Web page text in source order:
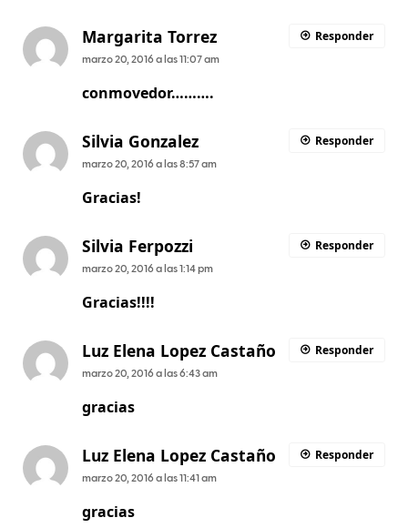
Margarita Torrez
marzo 20, 2016 a las 11:07 am
conmovedor……….
Responder
Silvia Gonzalez
marzo 20, 2016 a las 8:57 am
Gracias!
Responder
Silvia Ferpozzi
marzo 20, 2016 a las 1:14 pm
Gracias!!!!
Responder
Luz Elena Lopez Castaño
marzo 20, 2016 a las 6:43 am
gracias
Responder
Luz Elena Lopez Castaño
marzo 20, 2016 a las 11:41 am
gracias
Responder